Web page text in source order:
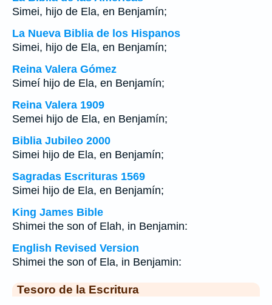
Simei, hijo de Ela, en Benjamín;
La Nueva Biblia de los Hispanos
Simei, hijo de Ela, en Benjamín;
Reina Valera Gómez
Simeí hijo de Ela, en Benjamín;
Reina Valera 1909
Semei hijo de Ela, en Benjamín;
Biblia Jubileo 2000
Simei hijo de Ela, en Benjamín;
Sagradas Escrituras 1569
Simei hijo de Ela, en Benjamín;
King James Bible
Shimei the son of Elah, in Benjamin:
English Revised Version
Shimei the son of Ela, in Benjamin:
Tesoro de la Escritura